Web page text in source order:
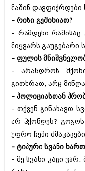
სექტემბერი
აგვისტო 2010
ივლისი 2010
ივნისი 2010
მაისი 2010
მარტი 2010
თებერვალი
იანვარი 2010
დეკემბერი
ნოემბერი
ოქტომბერი
სექტემბერი
აგვისტო
ივლისი 2009
თებერვალი
დეკემბერი
ოქტომბერი
მაშინ დავფიქრდები
– რისი გეშინიათ?
– რამდენი რამისაც
მიყვარს გაუგებარი
– ფულის
– არასდროს
გითხრათ, არც
– პოლიციასთან
– თქვენ გინახავთ
არ ჰქონდეს?
უფრო ჩემი
– ტიპური სვანი
– მე სვანი კაცი ვარ.